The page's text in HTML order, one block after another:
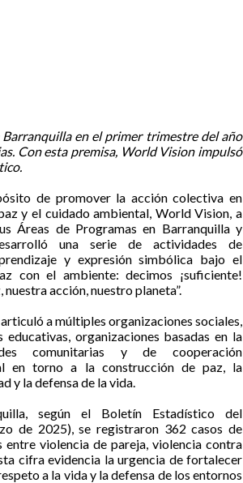
en el primer trimestre del año
Con esta premisa, World Vision impulsó
de promover la acción colectiva en
y el cuidado ambiental, World Vision, a
Áreas de Programas en Barranquilla y
una serie de actividades de
y expresión simbólica bajo el
con el ambiente: decimos ¡suficiente!
nuestra acción, nuestro planeta”.
a múltiples organizaciones sociales,
educativas, organizaciones basadas en la
comunitarias y de cooperación
en torno a la construcción de paz, la
y la defensa de la vida.
según el Boletín Estadístico del
de 2025), se registraron 362 casos de
violencia de pareja, violencia contra
cifra evidencia la urgencia de fortalecer
a la vida y la defensa de los entornos